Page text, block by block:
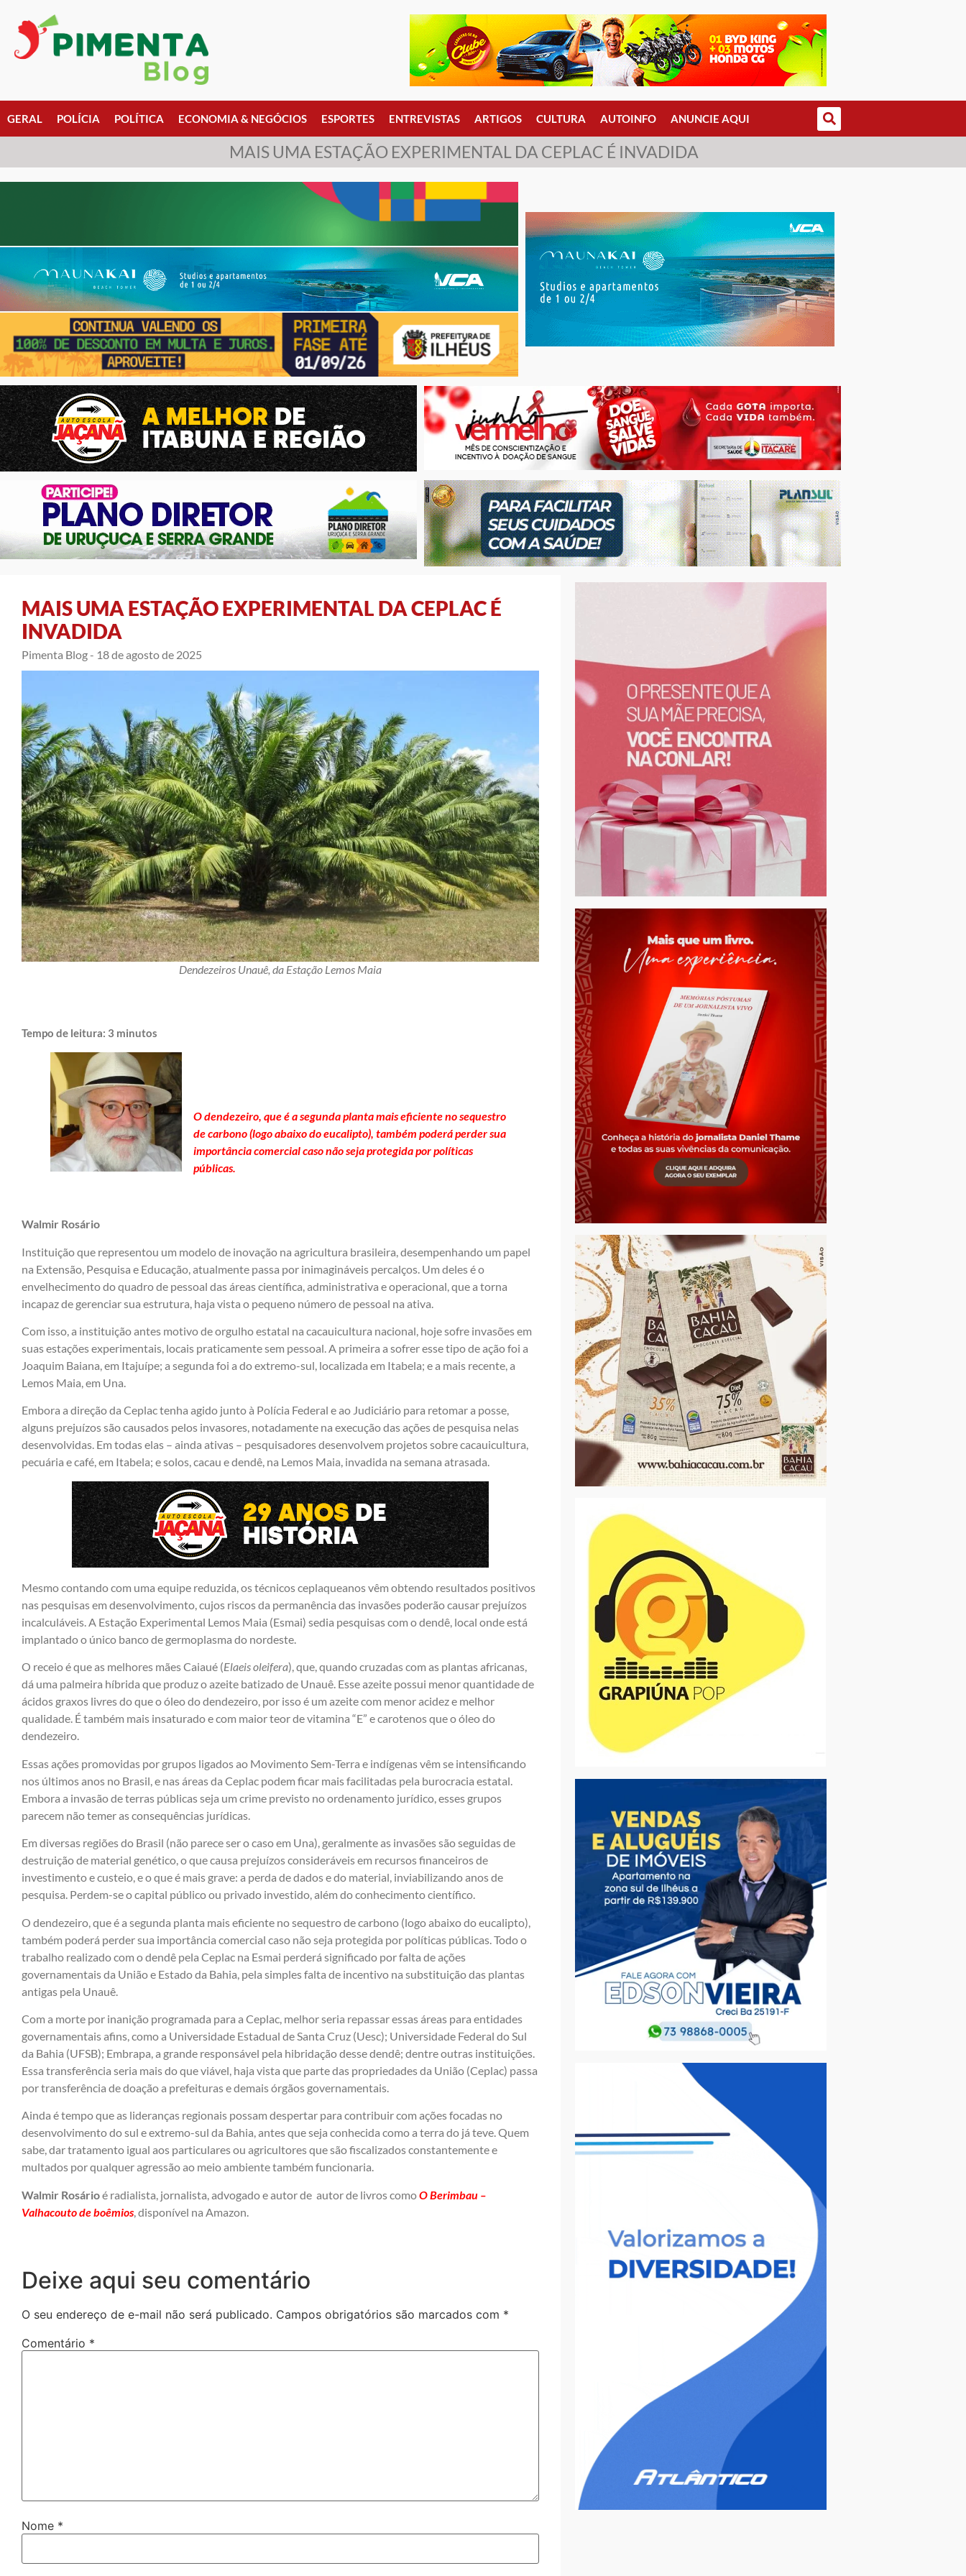
GERAL POLÍCIA POLÍTICA ECONOMIA & NEGÓCIOS ESPORTES ENTREVISTAS ARTIGOS CULTURA AUTOINFO ANUNCIE AQUI
MAIS UMA ESTAÇÃO EXPERIMENTAL DA CEPLAC É INVADIDA
MAIS UMA ESTAÇÃO EXPERIMENTAL DA CEPLAC É
INVADIDA
Pimenta Blog - 18 de agosto de 2025
Dendezeiros Unauê, da Estação Lemos Maia
Tempo de leitura: 3 minutos
O dendezeiro, que é a segunda planta mais eficiente no sequestro
de carbono (logo abaixo do eucalipto), também poderá perder sua
importância comercial caso não seja protegida por políticas
públicas.
Walmir Rosário
Instituição que representou um modelo de inovação na agricultura brasileira, desempenhando um papel
na Extensão, Pesquisa e Educação, atualmente passa por inimagináveis percalços. Um deles é o
envelhecimento do quadro de pessoal das áreas científica, administrativa e operacional, que a torna
incapaz de gerenciar sua estrutura, haja vista o pequeno número de pessoal na ativa.
Com isso, a instituição antes motivo de orgulho estatal na cacauicultura nacional, hoje sofre invasões em
suas estações experimentais, locais praticamente sem pessoal. A primeira a sofrer esse tipo de ação foi a
Joaquim Baiana, em Itajuípe; a segunda foi a do extremo-sul, localizada em Itabela; e a mais recente, a
Lemos Maia, em Una.
Embora a direção da Ceplac tenha agido junto à Polícia Federal e ao Judiciário para retomar a posse,
alguns prejuízos são causados pelos invasores, notadamente na execução das ações de pesquisa nelas
desenvolvidas. Em todas elas – ainda ativas – pesquisadores desenvolvem projetos sobre cacauicultura,
pecuária e café, em Itabela; e solos, cacau e dendê, na Lemos Maia, invadida na semana atrasada.
Mesmo contando com uma equipe reduzida, os técnicos ceplaqueanos vêm obtendo resultados positivos
nas pesquisas em desenvolvimento, cujos riscos da permanência das invasões poderão causar prejuízos
incalculáveis. A Estação Experimental Lemos Maia (Esmai) sedia pesquisas com o dendê, local onde está
implantado o único banco de germoplasma do nordeste.
O receio é que as melhores mães Caiaué (Elaeis oleifera), que, quando cruzadas com as plantas africanas,
dá uma palmeira híbrida que produz o azeite batizado de Unauê. Esse azeite possui menor quantidade de
ácidos graxos livres do que o óleo do dendezeiro, por isso é um azeite com menor acidez e melhor
qualidade. É também mais insaturado e com maior teor de vitamina “E” e carotenos que o óleo do
dendezeiro.
Essas ações promovidas por grupos ligados ao Movimento Sem-Terra e indígenas vêm se intensificando
nos últimos anos no Brasil, e nas áreas da Ceplac podem ficar mais facilitadas pela burocracia estatal.
Embora a invasão de terras públicas seja um crime previsto no ordenamento jurídico, esses grupos
parecem não temer as consequências jurídicas.
Em diversas regiões do Brasil (não parece ser o caso em Una), geralmente as invasões são seguidas de
destruição de material genético, o que causa prejuízos consideráveis em recursos financeiros de
investimento e custeio, e o que é mais grave: a perda de dados e do material, inviabilizando anos de
pesquisa. Perdem-se o capital público ou privado investido, além do conhecimento científico.
O dendezeiro, que é a segunda planta mais eficiente no sequestro de carbono (logo abaixo do eucalipto),
também poderá perder sua importância comercial caso não seja protegida por políticas públicas. Todo o
trabalho realizado com o dendê pela Ceplac na Esmai perderá significado por falta de ações
governamentais da União e Estado da Bahia, pela simples falta de incentivo na substituição das plantas
antigas pela Unauê.
Com a morte por inanição programada para a Ceplac, melhor seria repassar essas áreas para entidades
governamentais afins, como a Universidade Estadual de Santa Cruz (Uesc); Universidade Federal do Sul
da Bahia (UFSB); Embrapa, a grande responsável pela hibridação desse dendê; dentre outras instituições.
Essa transferência seria mais do que viável, haja vista que parte das propriedades da União (Ceplac) passa
por transferência de doação a prefeituras e demais órgãos governamentais.
Ainda é tempo que as lideranças regionais possam despertar para contribuir com ações focadas no
desenvolvimento do sul e extremo-sul da Bahia, antes que seja conhecida como a terra do já teve. Quem
sabe, dar tratamento igual aos particulares ou agricultores que são fiscalizados constantemente e
multados por qualquer agressão ao meio ambiente também funcionaria.
Walmir Rosárioé radialista, jornalista, advogado e autor de autor de livros comoO Berimbau –
Valhacouto de boêmios, disponível na Amazon.
Deixe aqui seu comentário
O seu endereço de e-mail não será publicado. Campos obrigatórios são marcados com *
Comentário *
Nome *